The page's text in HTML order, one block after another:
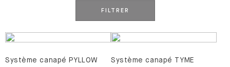
FILTRER
Système canapé PYLLOW
Système canapé TYME